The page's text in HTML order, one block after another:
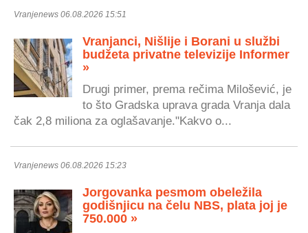
Vranjenews 06.08.2026 15:51
Vranjanci, Nišlije i Borani u službi
budžeta privatne televizije Informer
»
Drugi primer, prema rečima Milošević, je
to što Gradska uprava grada Vranja dala
čak 2,8 miliona za oglašavanje."Kakvo o...
Vranjenews 06.08.2026 15:23
Jorgovanka pesmom obeležila
godišnjicu na čelu NBS, plata joj je
750.000 »